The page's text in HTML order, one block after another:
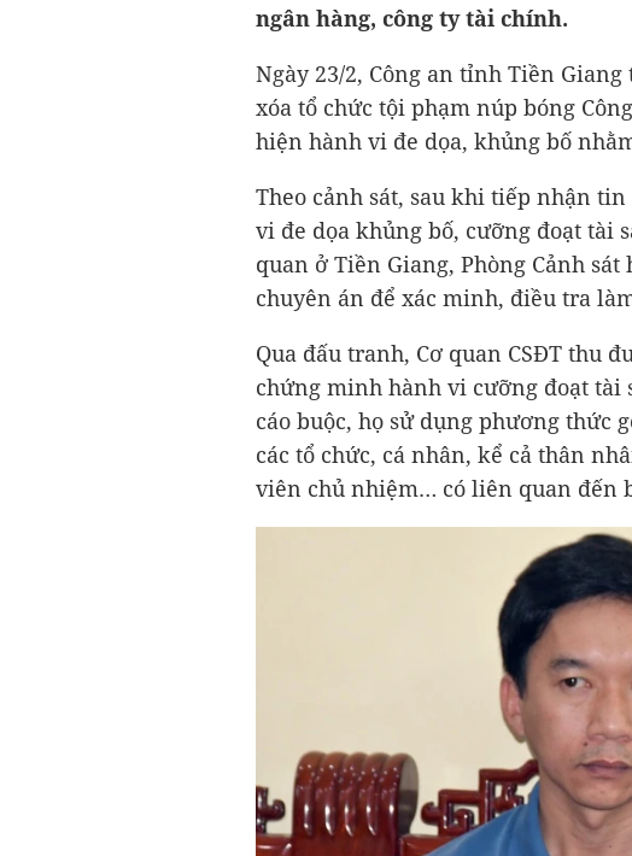
ngân hàng, công ty tài chính.
Ngày 23/2, Công an tỉnh Tiền
xóa tổ chức tội phạm núp bóng
hiện hành vi đe dọa, khủng bố
Theo cảnh sát, sau khi tiếp nhận
vi đe dọa khủng bố, cưỡng đoạt tài
quan ở Tiền Giang, Phòng Cảnh
chuyên án để xác minh, điều tra
Qua đấu tranh, Cơ quan CSĐT thu
chứng minh hành vi cưỡng đoạt tài
cáo buộc, họ sử dụng phương thức
các tổ chức, cá nhân, kể cả thân
viên chủ nhiệm… có liên quan đến